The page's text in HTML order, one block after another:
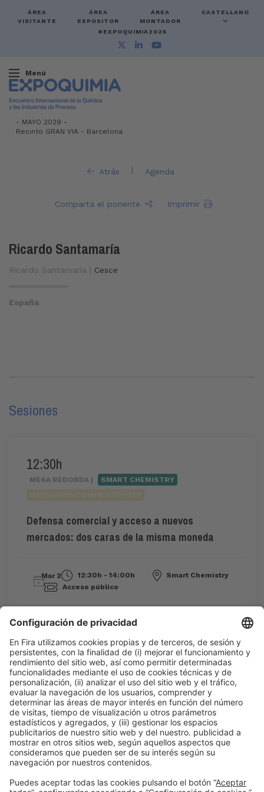
ÁREA
VISITANTE
ÁREA
EXPOSITOR
ÁREA
MONTADOR
CASTELLANO
#EXPOQUIMIA2026
Menú
- MAYO 2029 -
Recinto GRAN VIA - Barcelona
Atrás | Agenda
Comparta el ponente Imprimir
Ricardo Santamaría
Ricardo Santamaría | Cesce
España
Sesiones
12:30h
MESA REDONDA |
SMART CHEMISTRY
Defensa comercial y acceso a nuevos
mercados: dos caras de la misma moneda
Mar 2 12:30h - 14:00h
Smart Chemistry
Acceso público
Leer más
Información general
Política de privacidad